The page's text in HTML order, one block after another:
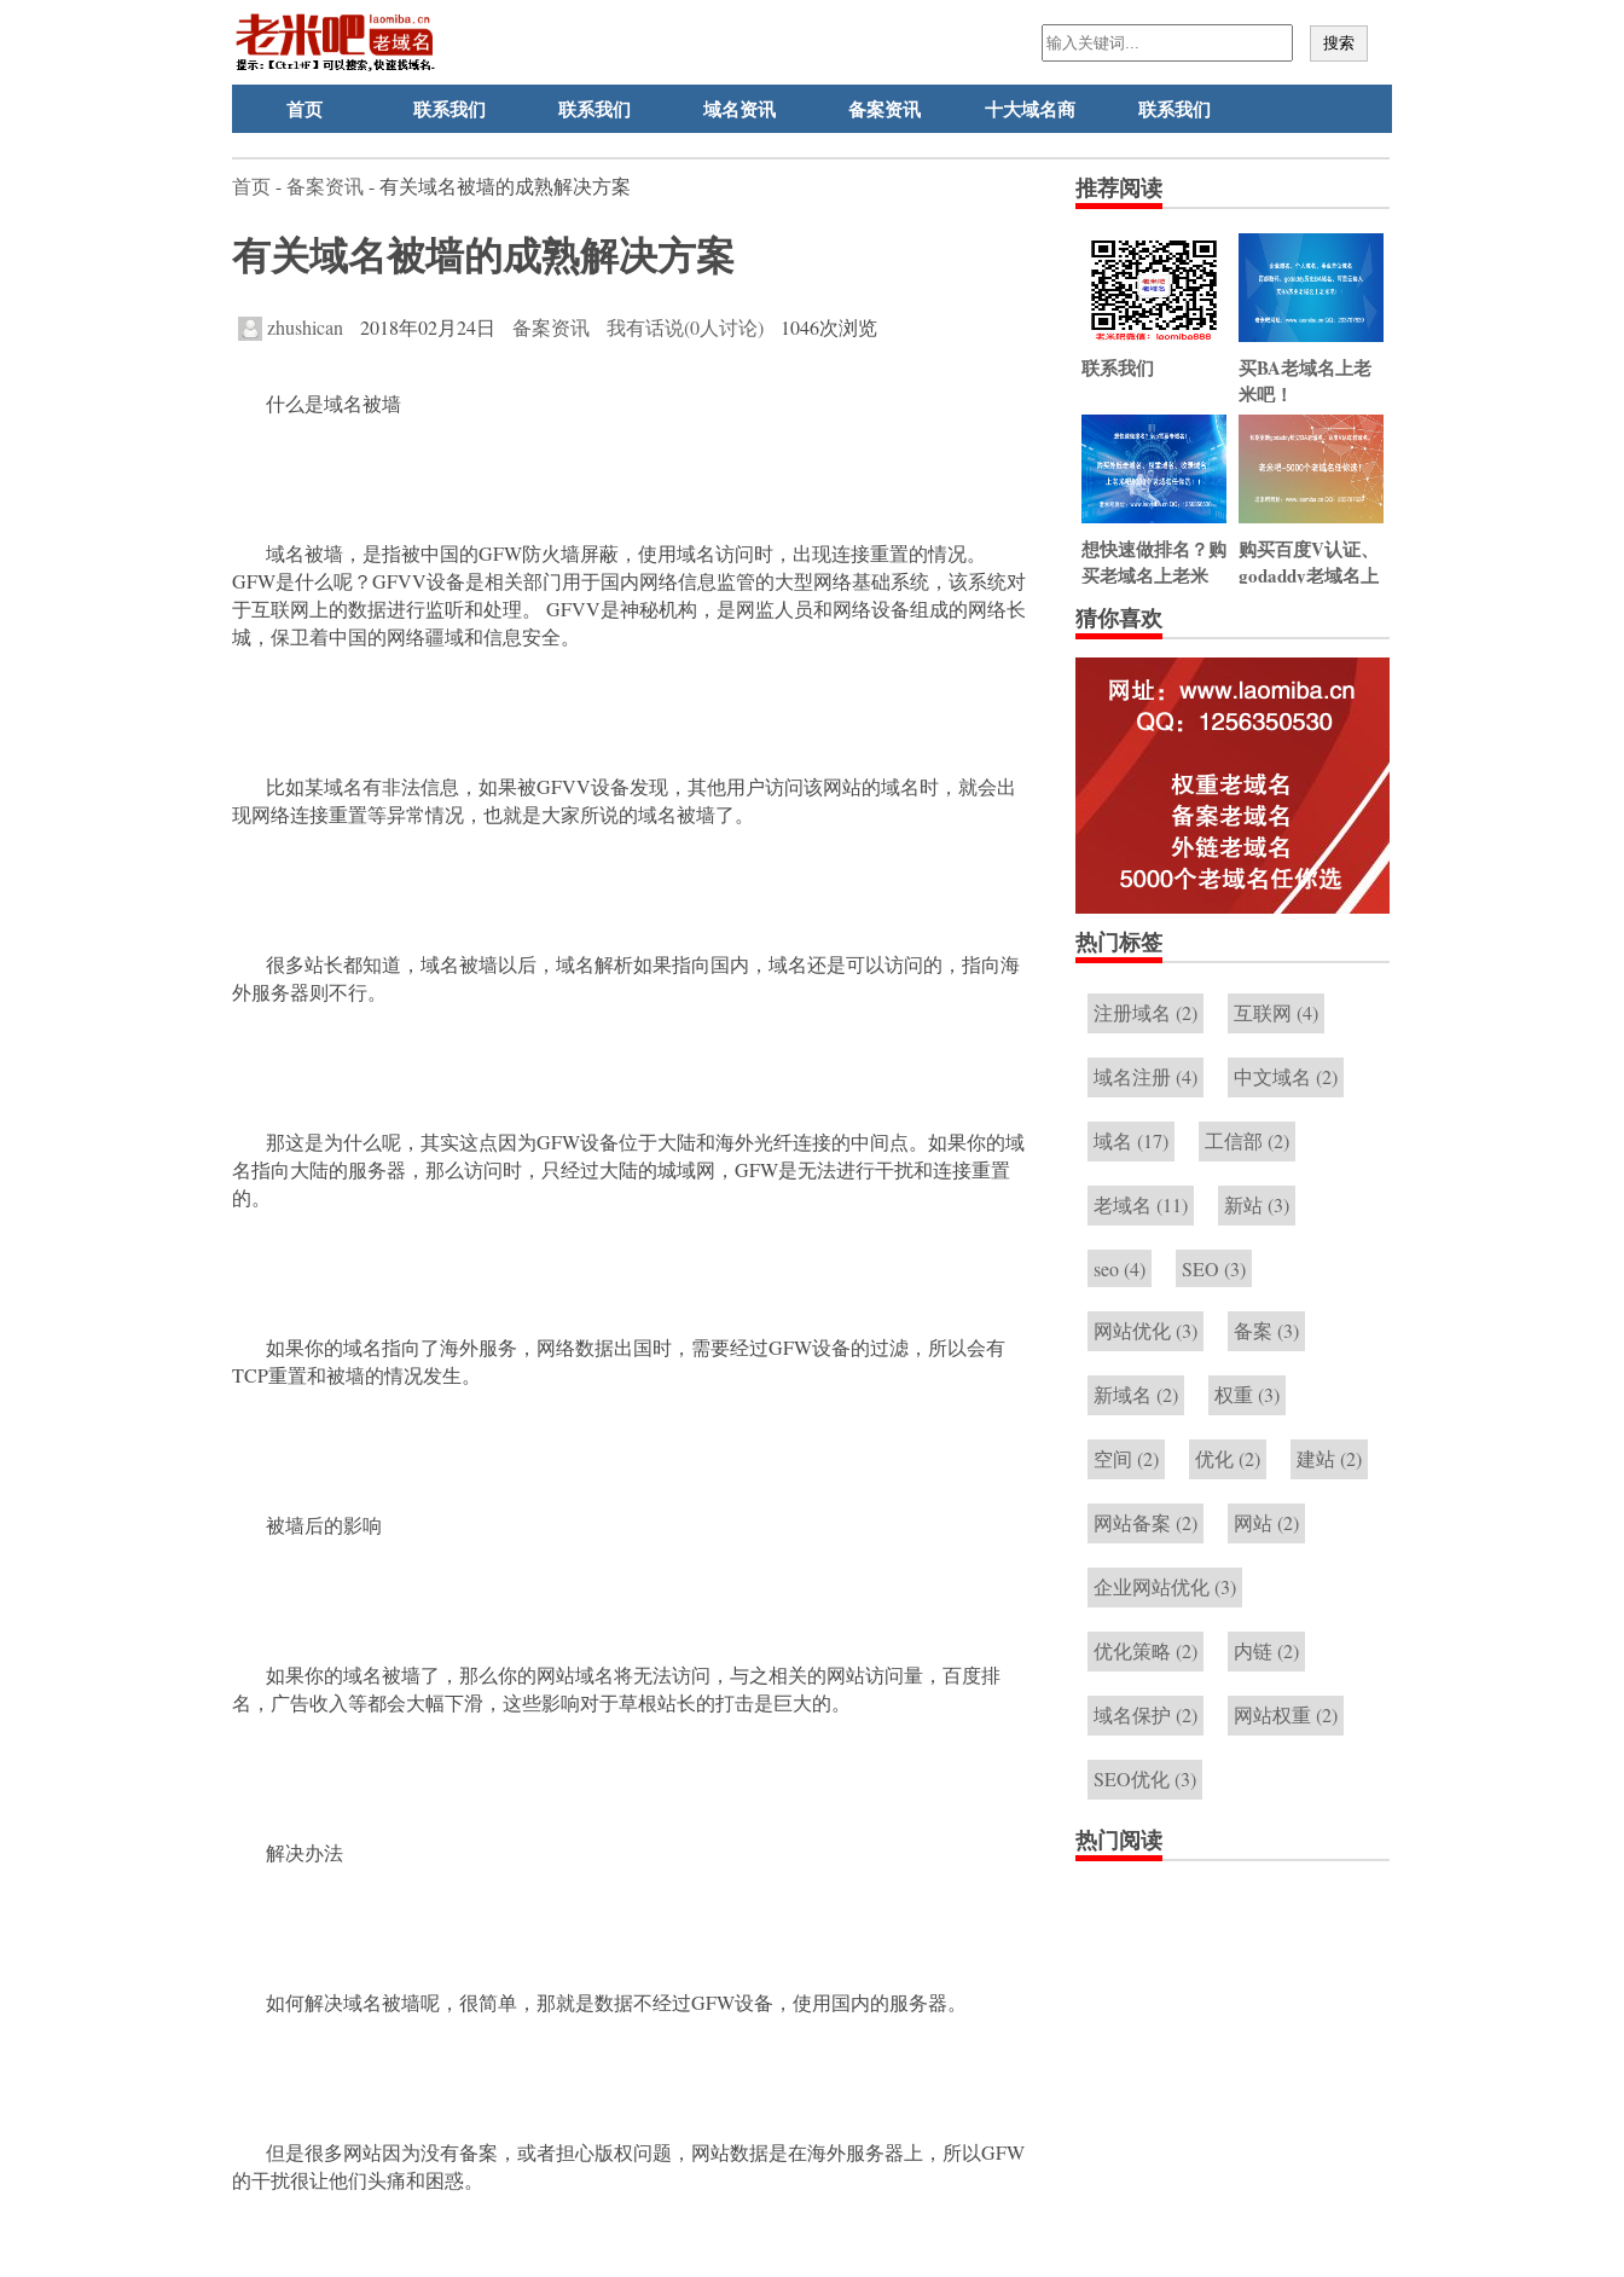
首页 联系我们 联系我们 域名资讯 备案资讯 十大域名商 联系我们
首页-备案资讯- 有关域名被墙的成熟解决方案
有关域名被墙的成熟解决方案
zhushican 2018年02月24日 备案资讯 我有话说(0人讨论) 1046次浏览
什么是域名被墙
域名被墙，是指被中国的GFW防火墙屏蔽，使用域名访问时，出现连接重置的情况。
GFW是什么呢？GFVV设备是相关部门用于国内网络信息监管的大型网络基础系统，该系统对
于互联网上的数据进行监听和处理。 GFVV是神秘机构，是网监人员和网络设备组成的网络长
城，保卫着中国的网络疆域和信息安全。
比如某域名有非法信息，如果被GFVV设备发现，其他用户访问该网站的域名时，就会出
现网络连接重置等异常情况，也就是大家所说的域名被墙了。
很多站长都知道，域名被墙以后，域名解析如果指向国内，域名还是可以访问的，指向海
外服务器则不行。
那这是为什么呢，其实这点因为GFW设备位于大陆和海外光纤连接的中间点。如果你的域
名指向大陆的服务器，那么访问时，只经过大陆的城域网，GFW是无法进行干扰和连接重置
的。
如果你的域名指向了海外服务，网络数据出国时，需要经过GFW设备的过滤，所以会有
TCP重置和被墙的情况发生。
被墙后的影响
如果你的域名被墙了，那么你的网站域名将无法访问，与之相关的网站访问量，百度排
名，广告收入等都会大幅下滑，这些影响对于草根站长的打击是巨大的。
解决办法
如何解决域名被墙呢，很简单，那就是数据不经过GFW设备，使用国内的服务器。
但是很多网站因为没有备案，或者担心版权问题，网站数据是在海外服务器上，所以GFW
的干扰很让他们头痛和困惑。
推荐阅读
联系我们
买BA老域名上老
米吧！
想快速做排名？购
买老域名上老米
吧。
购买百度V认证、
godaddy老域名上
猜你喜欢
热门标签
注册域名 (2) 互联网 (4)
域名注册 (4) 中文域名 (2)
域名 (17) 工信部 (2)
老域名 (11) 新站 (3)
seo (4) SEO (3)
网站优化 (3) 备案 (3)
新域名 (2) 权重 (3)
空间 (2) 优化 (2) 建站 (2)
网站备案 (2) 网站 (2)
企业网站优化 (3)
优化策略 (2) 内链 (2)
域名保护 (2) 网站权重 (2)
SEO优化 (3)
热门阅读